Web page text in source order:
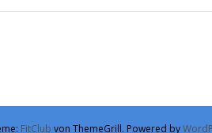
FitClub von ThemeGrill. Powered by